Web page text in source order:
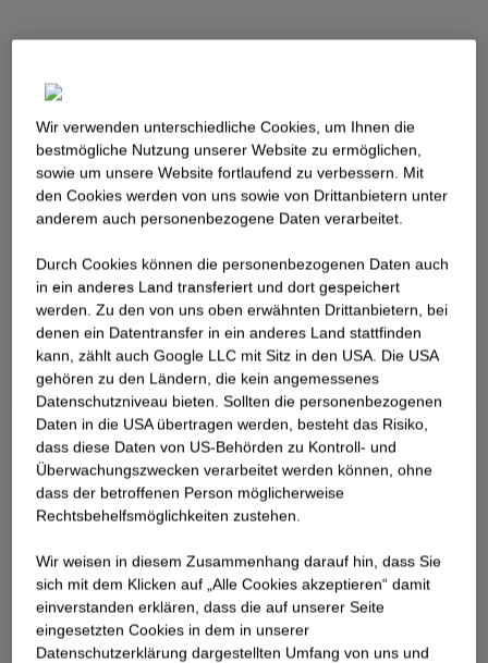
Wir verwenden unterschiedliche Cookies, um Ihnen die
best­mögliche Nutzung unserer Website zu ermöglichen,
sowie um unsere Website fortlaufend zu verbessern. Mit
den Cookies werden von uns sowie von Drittanbietern unter
anderem auch personenbezogene Daten verarbeitet.
Durch Cookies können die personenbezogenen Daten auch
in ein anderes Land transferiert und dort gespeichert
werden. Zu den von uns oben erwähnten Drittanbietern, bei
denen ein Datentransfer in ein anderes Land stattfinden
kann, zählt auch Google LLC mit Sitz in den USA. Die USA
gehören zu den Ländern, die kein angemessenes
Datenschutzniveau bieten. Sollten die personenbezogenen
Daten in die USA übertragen werden, besteht das Risiko,
dass diese Daten von US-Behörden zu Kontroll- und
Überwachungszwecken verarbeitet werden können, ohne
dass der betroffenen Person möglicherweise
Rechtsbehelfsmöglichkeiten zustehen.
Wir weisen in diesem Zusammenhang darauf hin, dass Sie
sich mit dem Klicken auf „Alle Cookies akzeptieren“ damit
ein­ver­standen erklären, dass die auf unserer Seite
eingesetzten Cookies in dem in unserer
Datenschutzerklärung dargestellten Umfang von uns und